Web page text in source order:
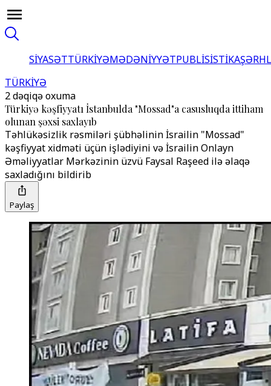
SİYASƏTTÜRKİYƏMƏDƏNİYYƏTPUBLİSİSTİKA
TÜRKİYƏ
2 dəqiqə oxuma
Türkiyə kəşfiyyatı İstanbulda "Mossad"a casusluqda ittiham
olunan şəxsi saxlayıb
Təhlükəsizlik rəsmiləri şübhəlinin İsrailin "Mossad"
kəşfiyyat xidməti üçün işlədiyini və İsrailin Onlayn
Əməliyyatlar Mərkəzinin üzvü Faysal Raşeed ilə əlaqə
saxladığını bildirib
Paylaş